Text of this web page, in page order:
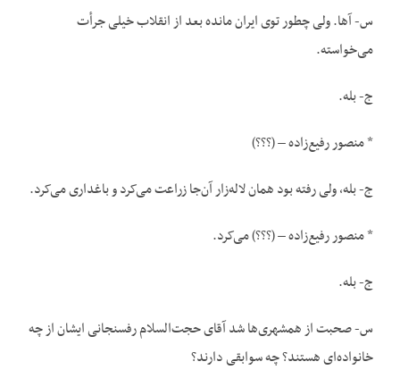
س- آها. ولی چطور توی ایران مانده بعد از انقلاب خیلی جرأت
می‌خواسته.
ج- بله.
* منصور رفیع‌زاده – (؟؟؟)
ج- بله، ولی رفته بود همان لاله‌زار آن‌جا زراعت می‌کرد و باغداری می‌کرد.
* منصور رفیع‌زاده – (؟؟؟) می‌کرد.
ج- بله.
س- صحبت از همشهری‌ها شد آقای حجت‌السلام رفسنجانی ایشان از چه
خانواده‌ای هستند؟ چه سوابقی دارند؟